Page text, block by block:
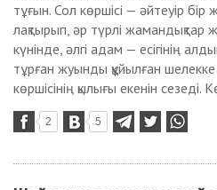
тұғын. Сол көршісі — әйтеуір бір
лақтырып, әр түрлі жамандықтар
күнінде, әлгі адам — есігінің
тұрған жуынды құйылған шелекке
көршісінің қылығы екенін
2 5